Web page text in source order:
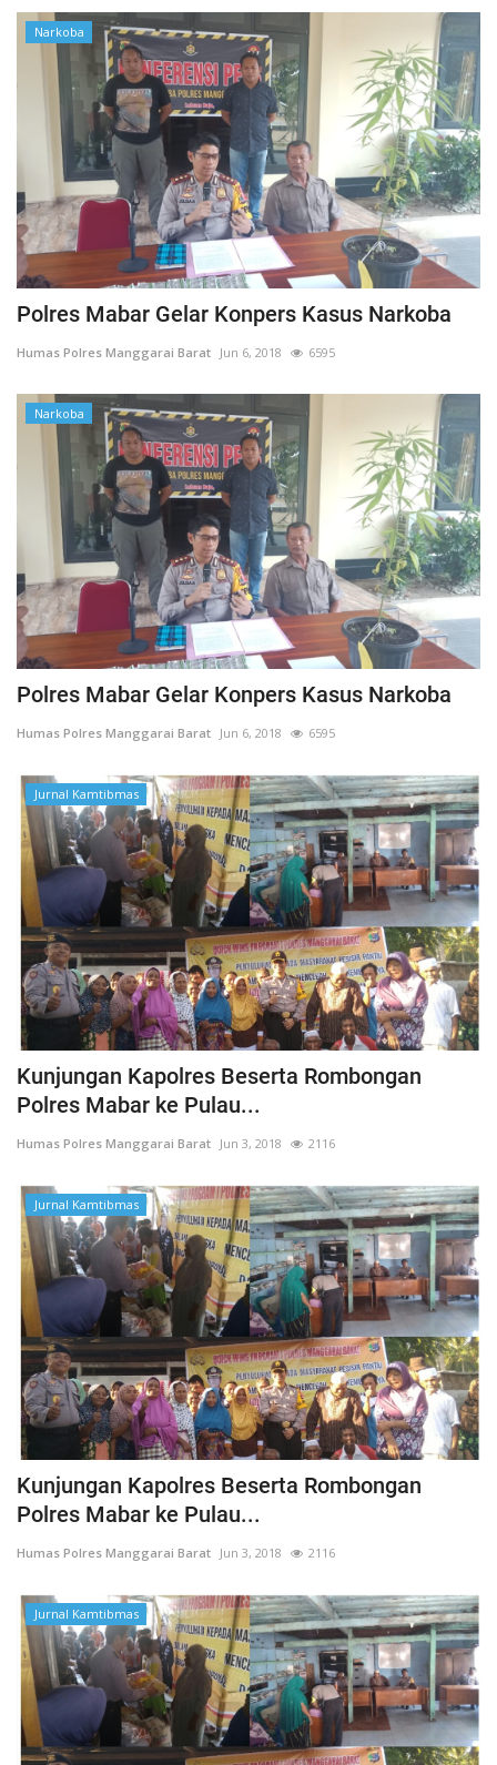
Narkoba
Polres Mabar Gelar Konpers Kasus Narkoba
Humas Polres Manggarai Barat Jun 6, 2018 6595
Narkoba
Polres Mabar Gelar Konpers Kasus Narkoba
Humas Polres Manggarai Barat Jun 6, 2018 6595
Jurnal Kamtibmas
Kunjungan Kapolres Beserta Rombongan
Polres Mabar ke Pulau...
Humas Polres Manggarai Barat Jun 3, 2018 2116
Jurnal Kamtibmas
Kunjungan Kapolres Beserta Rombongan
Polres Mabar ke Pulau...
Humas Polres Manggarai Barat Jun 3, 2018 2116
Jurnal Kamtibmas